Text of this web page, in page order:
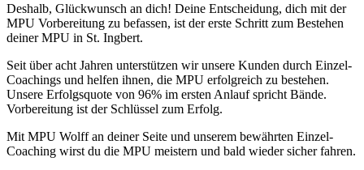
Deshalb, Glückwunsch an dich! Deine Entscheidung, dich mit der
MPU Vorbereitung zu befassen, ist der erste Schritt zum Bestehen
deiner MPU in St. Ingbert.
Seit über acht Jahren unterstützen wir unsere Kunden durch Einzel-
Coachings und helfen ihnen, die MPU erfolgreich zu bestehen.
Unsere Erfolgsquote von 96% im ersten Anlauf spricht Bände.
Vorbereitung ist der Schlüssel zum Erfolg.
Mit MPU Wolff an deiner Seite und unserem bewährten Einzel-
Coaching wirst du die MPU meistern und bald wieder sicher fahren.